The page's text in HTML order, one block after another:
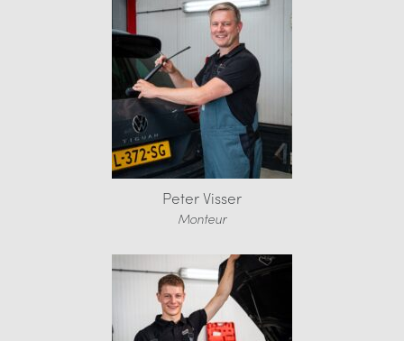
Peter Visser
Monteur